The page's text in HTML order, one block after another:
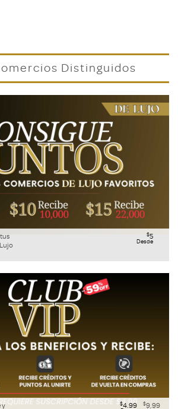
Distinguidos
$5
Desde
y $4.99 $9.99